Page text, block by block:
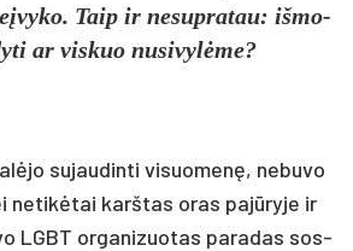
Taip ir ne­sup­ra­tau: iš­mo­
ar vis­kuo nu­si­vylė­me?
su­jau­din­ti vi­suo­menę, ne­bu­vo
ne­tikė­tai karš­tas oras pa­jūry­je ir
LGBT or­ga­ni­zuo­tas pa­ra­das sos­